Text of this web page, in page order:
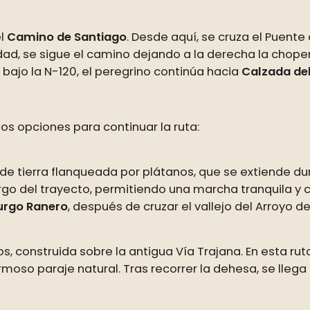
Camino de Santiago. Desde aquí, se cruza el
se sigue el camino dejando a la derecha la
la N-120, el peregrino continúa hacia Calzada
opciones para continuar la ruta:
tierra flanqueada por plátanos, que se extiende
del trayecto, permitiendo una marcha tranquila
Ranero, después de cruzar el vallejo del Arroyo
construida sobre la antigua Vía Trajana. En esta
paraje natural. Tras recorrer la dehesa, se